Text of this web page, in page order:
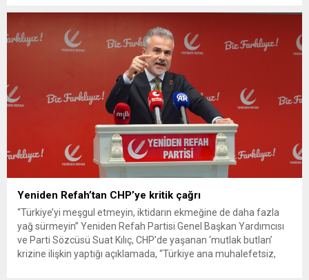
Yeniden Refah’tan CHP’ye kritik çağrı
“Türkiye’yi meşgul etmeyin, iktidarın ekmeğine de daha fazla
yağ sürmeyin” Yeniden Refah Partisi Genel Başkan Yardımcısı
ve Parti Sözcüsü Suat Kılıç, CHP’de yaşanan ‘mutlak butlan’
krizine ilişkin yaptığı açıklamada, “Türkiye ana muhalefetsiz,